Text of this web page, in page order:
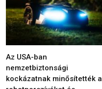
Az USA-ban
nemzetbiztonsági
kockázatnak minősítették a